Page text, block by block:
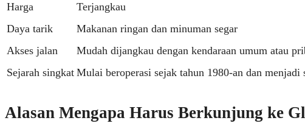
Harga
Terjangkau
Daya tarik
Makanan ringan dan minuman segar
Akses jalan
Mudah dijangkau dengan kendaraan umum atau
Sejarah singkat Mulai beroperasi sejak tahun 1980-an dan
Alasan Mengapa Harus Berkunjung ke